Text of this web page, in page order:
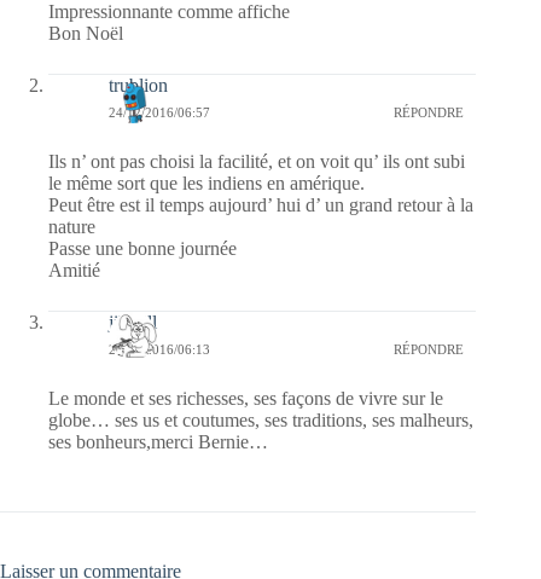
Impressionnante comme affiche
Bon Noël
trublion
24/12/2016/06:57 RÉPONDRE
Ils n’ ont pas choisi la facilité, et on voit qu’ ils ont subi
le même sort que les indiens en amérique.
Peut être est il temps aujourd’ hui d’ un grand retour à la
nature
Passe une bonne journée
Amitié
jill bill
24/12/2016/06:13 RÉPONDRE
Le monde et ses richesses, ses façons de vivre sur le
globe… ses us et coutumes, ses traditions, ses malheurs,
ses bonheurs,merci Bernie…
Laisser un commentaire